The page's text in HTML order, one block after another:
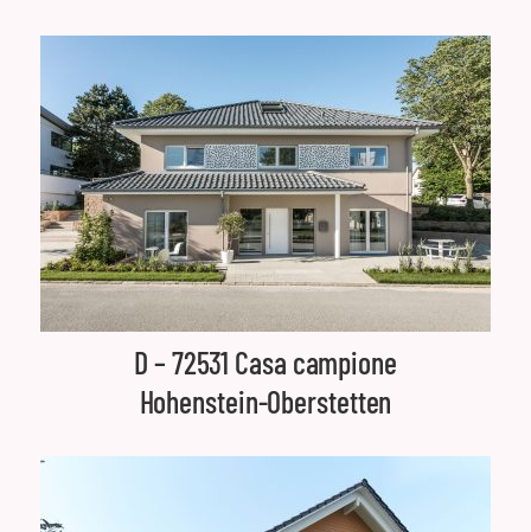
D – 72531 Casa campione
Hohenstein-Oberstetten